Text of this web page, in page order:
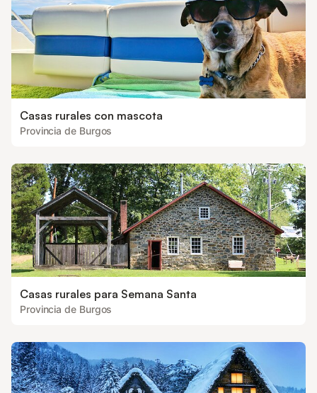
Casas rurales con mascota
Provincia de Burgos
Casas rurales para Semana Santa
Provincia de Burgos